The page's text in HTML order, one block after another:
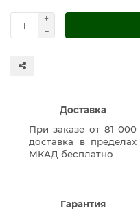
Доставка
При заказе от 81 000
доставка в пределах
МКАД бесплатно
Гарантия